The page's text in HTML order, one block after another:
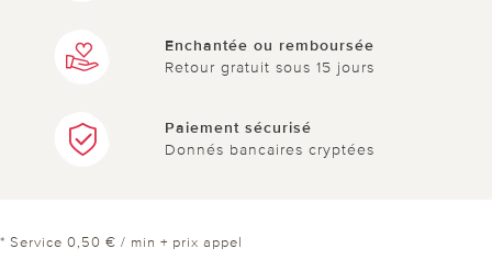
Enchantée ou remboursée
Retour gratuit sous 15 jours
Paiement sécurisé
Donnés bancaires cryptées
* Service 0,50 € / min + prix appel